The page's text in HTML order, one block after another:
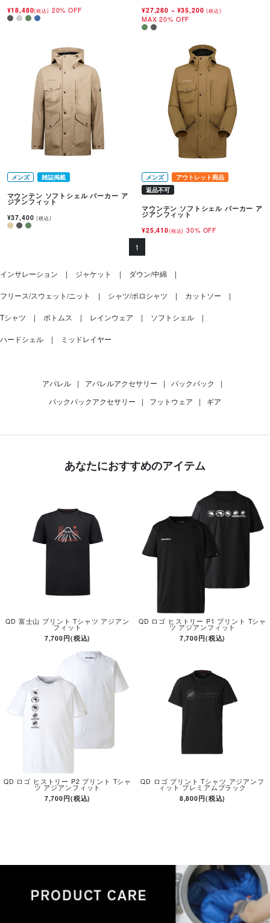
¥18,480(税込) 20% OFF
¥27,280 ~ ¥35,200(税込)
MAX 20% OFF
メンズ 雑誌掲載
マウンテン ソフトシェル パーカー ア
ジアンフィット
¥37,400(税込)
メンズ
アウトレット商品
返品不可
マウンテン ソフトシェル パーカー ア
ジアンフィット
¥25,410(税込) 30% OFF
1
インサレーション ジャケット ダウン/中綿
フリース/スウェット/ニット シャツ/ポロシャツ カットソー
Tシャツ ボトムス レインウェア ソフトシェル
ハードシェル ミッドレイヤー
アパレル | アパレルアクセサリー | バックパック
|
バックパックアクセサリー
| フットウェア | ギア
あなたにおすすめのアイテム
QD 富士山 プリント Tシャツ アジアン
フィット
7,700円(税込)
QD ロゴ ヒストリー P1 プリント Tシャ
ツ アジアンフィット
7,700円(税込)
QD ロゴ ヒストリー P2 プリント Tシャ
ツ アジアンフィット
7,700円(税込)
QD ロゴ プリント Tシャツ アジアンフ
ィット プレミアムブラック
8,800円(税込)